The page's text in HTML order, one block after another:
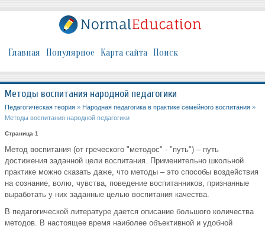
Главная Популярное Карта сайта Поиск
Методы воспитания народной педагогики
Педагогическая теория » Народная педагогика в практике семейного воспитания »
Методы воспитания народной педагогики
Страница 1
Метод воспитания (от греческого "методос" - "путь") – путь
достижения заданной цели воспитания. Применительно школьной
практике можно сказать даже, что методы – это способы воздействия
на сознание, волю, чувства, поведение воспитанников, признанные
выработать у них заданные целью воспитания качества.
В педагогической литературе дается описание большого количества
методов. В настоящее время наиболее объективной и удобной